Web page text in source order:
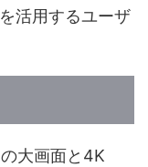
活用するユーザ
大画面と4K